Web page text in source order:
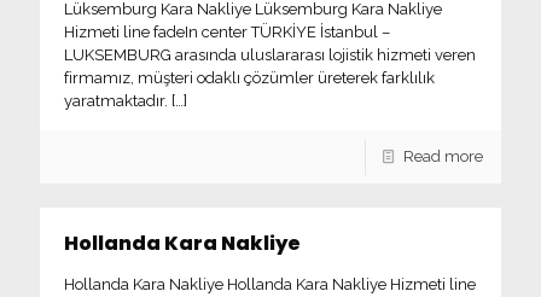
Lüksemburg Kara Nakliye Lüksemburg Kara Nakliye
Hizmeti line fadeIn center TÜRKİYE İstanbul –
LUKSEMBURG arasında uluslararası lojistik hizmeti veren
firmamız, müşteri odaklı çözümler üreterek farklılık
yaratmaktadır. […]
Read more
Hollanda Kara Nakliye
Hollanda Kara Nakliye Hollanda Kara Nakliye Hizmeti line